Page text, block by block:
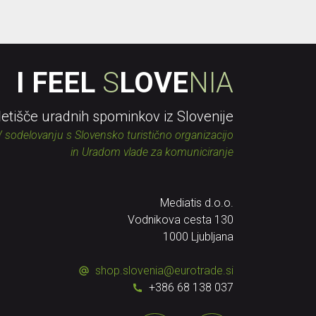
I FEEL SLOVENIA
uradnih spominkov iz Slovenije
sodelovanju s Slovensko turistično organizacijo
in Uradom vlade za komuniciranje
Mediatis d.o.o.
Vodnikova cesta 130
1000 Ljubljana
shop.slovenia@eurotrade.si
+386 68 138 037